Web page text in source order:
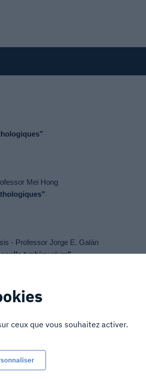
ceux que vous souhaitez activer.
Mei Hong
- Professor Jorge E. Galán
typhimurium"
solides”